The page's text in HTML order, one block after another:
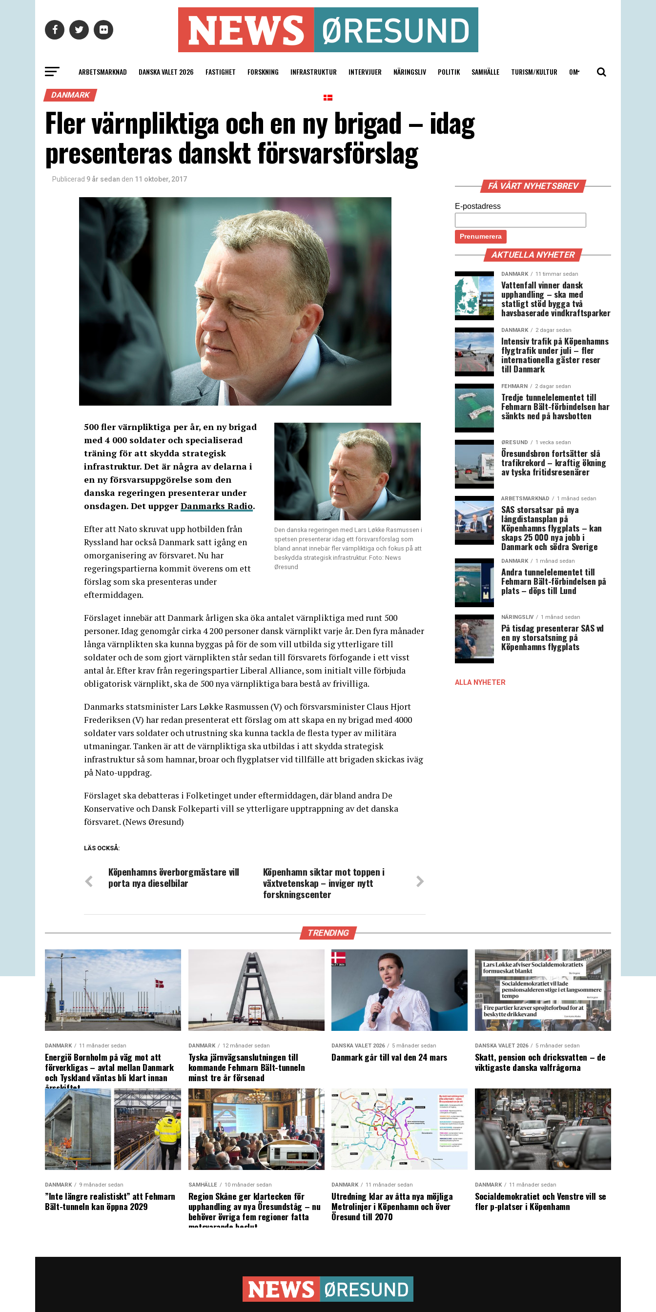
ARBETSMARKNAD DANSKA VALET 2026 FASTIGHET FORSKNING INFRASTRUKTUR INTERVJUER NÄRINGSLIV POLITIK SAMHÄLLE TURISM/KULTUR OM
DANMARK
Fler värnpliktiga och en ny brigad – idag
presenteras danskt försvarsförslag
Publicerad 9 år sedan den 11 oktober, 2017
Den danska regeringen med Lars Løkke Rasmussen i
spetsen presenterar idag ett försvarsförslag som
bland annat innebär fler värnpliktiga och fokus på att
beskydda strategisk infrastruktur. Foto: News
Øresund
500 fler värnpliktiga per år, en ny brigad
med 4 000 soldater och specialiserad
träning för att skydda strategisk
infrastruktur. Det är några av delarna i
en ny försvarsuppgörelse som den
danska regeringen presenterar under
onsdagen. Det uppgerDanmarks Radio.
Efter att Nato skruvat upp hotbilden från
Ryssland har också Danmark satt igång en
omorganisering av försvaret. Nu har
regeringspartierna kommit överens om ett
förslag som ska presenteras under
eftermiddagen.
Förslaget innebär att Danmark årligen ska öka antalet värnpliktiga med runt 500
personer. Idag genomgår cirka 4 200 personer dansk värnplikt varje år. Den fyra månader
långa värnplikten ska kunna byggas på för de som vill utbilda sig ytterligare till
soldater och de som gjort värnplikten står sedan till försvarets förfogande i ett visst
antal år. Efter krav från regeringspartier Liberal Alliance, som initialt ville förbjuda
obligatorisk värnplikt, ska de 500 nya värnpliktiga bara bestå av frivilliga.
Danmarks statsminister Lars Løkke Rasmussen (V) och försvarsminister Claus Hjort
Frederiksen (V) har redan presenterat ett förslag om att skapa en ny brigad med 4000
soldater vars soldater och utrustning ska kunna tackla de flesta typer av militära
utmaningar. Tanken är att de värnpliktiga ska utbildas i att skydda strategisk
infrastruktur så som hamnar, broar och flygplatser vid tillfälle att brigaden skickas iväg
på Nato-uppdrag.
Förslaget ska debatteras i Folketinget under eftermiddagen, där bland andra De
Konservative och Dansk Folkeparti vill se ytterligare upptrappning av det danska
försvaret. (News Øresund)
LÄS OCKSÅ:
Köpenhamn siktar mot toppen i
växtvetenskap – inviger nytt
forskningscenter
Köpenhamns överborgmästare vill
porta nya dieselbilar
FÅ VÅRT NYHETSBREV
E-postadress
AKTUELLA NYHETER
DANMARK 11 timmar sedan
Vattenfall vinner dansk
upphandling – ska med
statligt stöd bygga två
havsbaserade vindkraftsparker
DANMARK 2 dagar sedan
Intensiv trafik på Köpenhamns
flygtrafik under juli – fler
internationella gäster reser
till Danmark
FEHMARN 2 dagar sedan
Tredje tunnelelementet till
Fehmarn Bält-förbindelsen har
sänkts ned på havsbotten
ØRESUND 1 vecka sedan
Öresundsbron fortsätter slå
trafikrekord – kraftig ökning
av tyska fritidsresenärer
ARBETSMARKNAD 1 månad sedan
SAS storsatsar på nya
långdistansplan på
Köpenhamns flygplats – kan
skaps 25 000 nya jobb i
Danmark och södra Sverige
DANMARK 1 månad sedan
Andra tunnelelementet till
Fehmarn Bält-förbindelsen på
plats – döps till Lund
NÄRINGSLIV 1 månad sedan
På tisdag presenterar SAS vd
en ny storsatsning på
Köpenhamns flygplats
ALLA NYHETER
TRENDING
DANMARK 11 månader sedan
Energiö Bornholm på väg mot att
förverkligas – avtal mellan Danmark
och Tyskland väntas bli klart innan
årsskiftet
DANMARK 12 månader sedan
Tyska järnvägsanslutningen till
kommande Fehmarn Bält-tunneln
minst tre år försenad
DANSKA VALET 2026 5 månader sedan
Danmark går till val den 24 mars
DANSKA VALET 2026 5 månader sedan
Skatt, pension och dricksvatten – de
viktigaste danska valfrågorna
DANMARK 9 månader sedan
”Inte längre realistiskt” att Fehmarn
Bält-tunneln kan öppna 2029
SAMHÄLLE 10 månader sedan
Region Skåne ger klartecken för
upphandling av nya Öresundståg – nu
behöver övriga fem regioner fatta
motsvarande beslut
DANMARK 11 månader sedan
Utredning klar av åtta nya möjliga
Metrolinjer i Köpenhamn och över
Öresund till 2070
DANMARK 11 månader sedan
Socialdemokratiet och Venstre vill se
fler p-platser i Köpenhamn